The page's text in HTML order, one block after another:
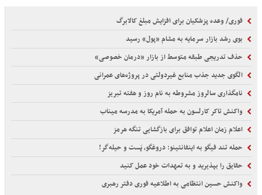
فوری/ وعده پزشکیان برای افزایش مبلغ کالابرگ
بوی رشد بازار سرمایه به مشام «پول» رسید
حذف تدریجی طبقه متوسط از بازار «درمان خصوصی»
الگوی جدید جذب منابع غیردولتی در پروژه‌های عمرانی
نامگذاری سالروز مشروطه به نام روز و هفته تبریز
واکنش تاکر کارلسون به حمله آمریکا به مدرسه میناب
اعلام زمان اعلام توافق برای بازگشایی تنگه هرمز
حمله تند فیگو به اینفانتینو: دروغگو، پَست‌ و حیله‌گر!
حقایق را بپذیرید و به تعهدات خود عمل کنید
واکنش حسین انتظامی به اطلاعیه فوری دفتر رهبری